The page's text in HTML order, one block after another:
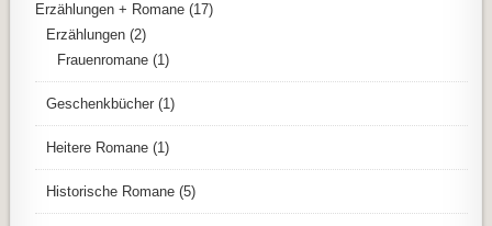
Erzählungen + Romane (17)
Erzählungen (2)
Frauenromane (1)
Geschenkbücher (1)
Heitere Romane (1)
Historische Romane (5)